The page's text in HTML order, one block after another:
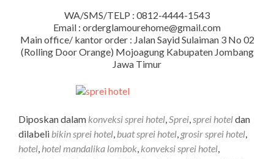
WA/SMS/TELP : 0812-4444-1543
Email : orderglamourehome@gmail.com
Main office/ kantor order : Jalan Sayid Sulaiman 3 No 02
(Rolling Door Orange) Mojoagung Kabupaten Jombang
Jawa Timur
Diposkan dalam konveksi sprei hotel,Sprei,sprei hoteldan
dilabeli bikin sprei hotel, buat sprei hotel, grosir sprei hotel,
hotel, hotel mandalika lombok, konveksi sprei hotel,